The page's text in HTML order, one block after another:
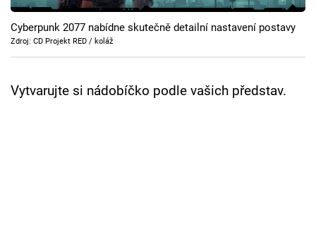
Pořady
TV Program
Cyberpunk 2077 nabídne skutečně detailní nastavení postavy
Zdroj: CD Projekt RED / koláž
Vytvarujte si nádobíčko podle vašich představ.